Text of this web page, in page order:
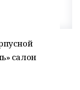
салон